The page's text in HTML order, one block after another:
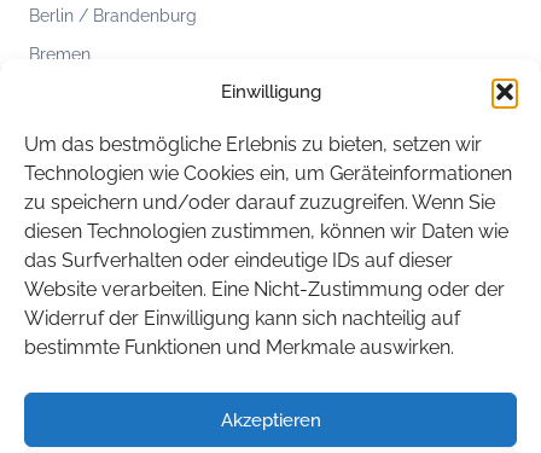
Einwilligung
Um das bestmögliche Erlebnis zu bieten, setzen wir
Technologien wie Cookies ein, um Geräteinformationen
zu speichern und/oder darauf zuzugreifen. Wenn Sie
diesen Technologien zustimmen, können wir Daten wie
das Surfverhalten oder eindeutige IDs auf dieser
Website verarbeiten. Eine Nicht-Zustimmung oder der
Widerruf der Einwilligung kann sich nachteilig auf
bestimmte Funktionen und Merkmale auswirken.
Akzeptieren
Berlin / Brandenburg
Bremen
Mecklenburg-Vorpommern
Niedersachsen
Nordrhein-Westfalen
Rheinland-Pfalz
Saarland